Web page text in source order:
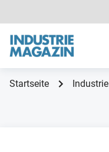
Startseite Industrie